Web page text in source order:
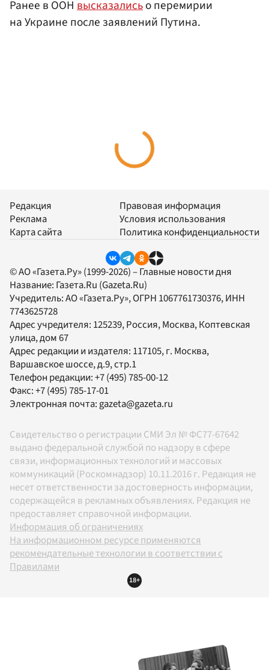
Ранее в ООН высказалисьо перемирии
на Украине после заявлений Путина.
Редакция
Реклама
Карта сайта
Правовая информация
Условия использования
Политика конфиденциальности
© АО «Газета.Ру» (1999-2026) – Главные новости дня
Название: Газета.Ru (Gazeta.Ru)
Учредитель:АО «Газета.Ру», ОГРН 1067761730376, ИНН
7743625728
Адрес учредителя: 125239, Россия, Москва, Коптевская
улица, дом 67
Адрес редакции и издателя: 117105, г. Москва,
Варшавское шоссе, д.9, стр.1
Телефон редакции:+7 (495) 785-00-12
Факс:+7 (495) 785-17-01
Электронная почта: gazeta@gazeta.ru
Свидетельство о регистрации СМИ Эл № ФС77-67642
выдано федеральной службой по надзору в сфере
связи, информационных технологий и массовых
коммуникаций (Роскомнадзор) 10.11.2016 г. Редакция не
несет ответственности за достоверность информации,
содержащейся в рекламных объявлениях. Редакция не
предоставляет справочной информации.
Информация об ограничениях
На информационном ресурсе применяются
рекомендательные технологии в соответствии с
Правилами
18+